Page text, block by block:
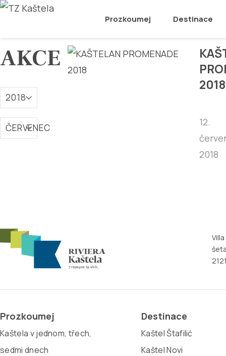
Prozkoumej Destinace
AKCE
2018
ČERVENEC
2018
12.
2018
Prozkoumej
Kaštela v jednom, třech,
sedmi dnech
Destinace
Kaštel Štafilić
Kaštel Novi